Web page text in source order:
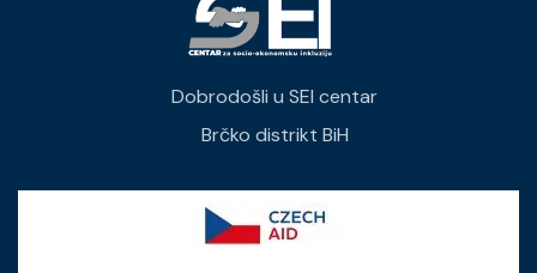
Dobrodošli u SEI centar
Brčko distrikt BiH